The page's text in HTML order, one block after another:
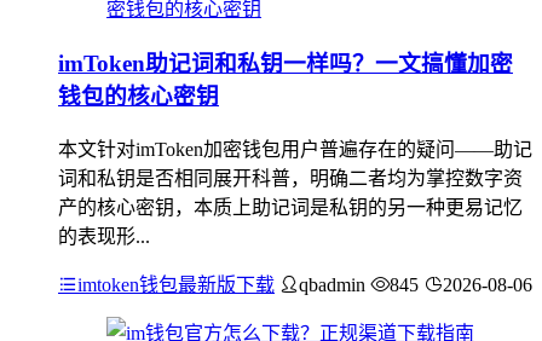
imToken助记词和私钥一样吗？一文搞懂加密
钱包的核心密钥
本文针对imToken加密钱包用户普遍存在的疑问——助记
词和私钥是否相同展开科普，明确二者均为掌控数字资
产的核心密钥，本质上助记词是私钥的另一种更易记忆
的表现形...
imtoken钱包最新版下载 qbadmin 845 2026-08-06